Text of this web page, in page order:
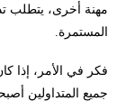
مهنة أخرى، يتطلب
المستمرة.
فكر في الأمر، إذا
جميع المتداولين